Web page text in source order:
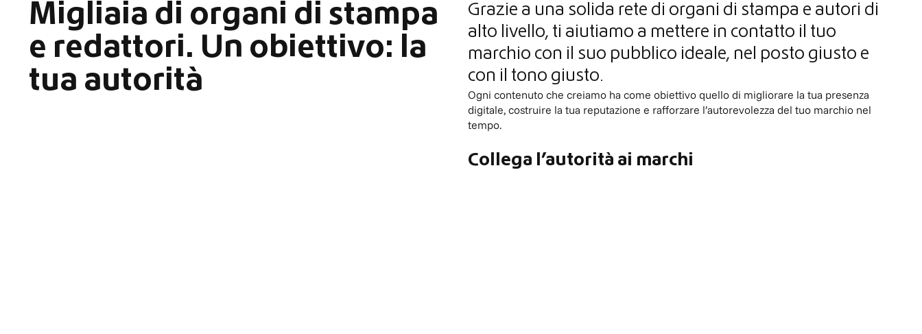
Migliaia di organi di stampa
e redattori. Un obiettivo: la
tua autorità
Grazie a una solida rete di organi di stampa e autori di
alto livello, ti aiutiamo a mettere in contatto il tuo
marchio con il suo pubblico ideale, nel posto giusto e
con il tono giusto.
Ogni contenuto che creiamo ha come obiettivo quello di migliorare la tua presenza
digitale, costruire la tua reputazione e rafforzare l’autorevolezza del tuo marchio nel
tempo.
Collega l’autorità ai marchi